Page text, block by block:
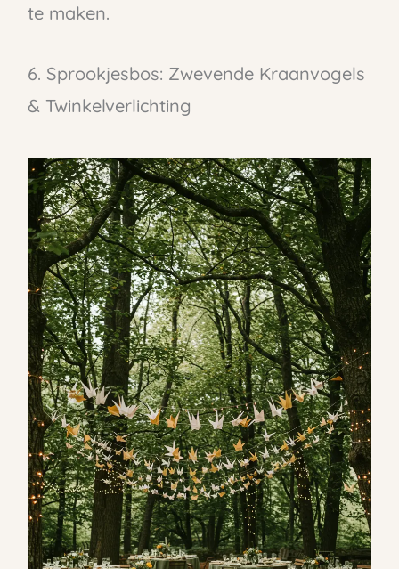
te maken.
6. Sprookjesbos: Zwevende Kraanvogels
& Twinkelverlichting